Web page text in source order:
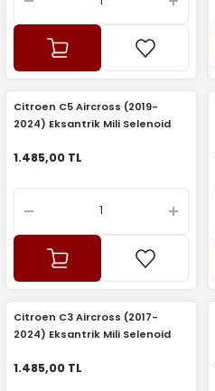
Citroen C5 Aircross (2019-
2024) Eksantrik Mili Selenoid
1.485,00 TL
Citroen C3 Aircross (2017-
2024) Eksantrik Mili Selenoid
1.485,00 TL